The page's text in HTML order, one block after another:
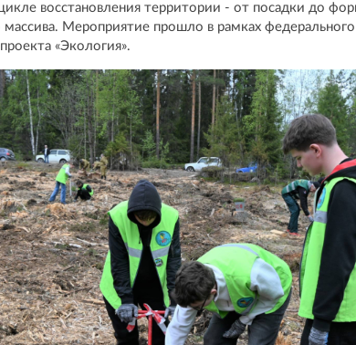
восстановления территории - от посадки до
массива. Мероприятие прошло в рамках
«Экология».